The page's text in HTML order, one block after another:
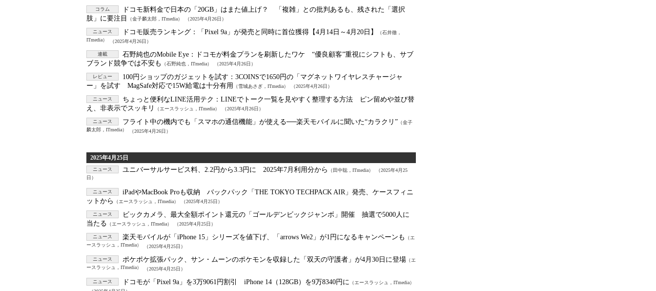
コラム
ドコモ新料金で日本の「20GB」はまた値上げ？ 「複雑」との批判あるも、残された「選択
肢」に要注目
（金子麟太郎，ITmedia） （2025年4月26日）
ニュース ドコモ販売ランキング：「Pixel 9a」が発売と同時に首位獲得【4月14日～4月20日】 （石井徹，
ITmedia） （2025年4月26日）
連載 石野純也のMobile Eye：
ドコモが料金プランを刷新したワケ “優良顧客”重視にシフトも、サブ
ブランド競争では不安も
（石野純也，ITmedia） （2025年4月26日）
レビュー 100円ショップのガジェットを試す： 3COINSで1650円の「マグネットワイヤレスチャージャ
ー」を試す MagSafe対応で15W給電は十分有用
（雪城あさぎ，ITmedia） （2025年4月26日）
ニュース ちょっと便利なLINE活用テク： LINEでトーク一覧を見やすく整理する方法 ピン留めや並び替
え、非表示でスッキリ
（エースラッシュ，ITmedia） （2025年4月26日）
ニュース フライト中の機内でも「スマホの通信機能」が使える──楽天モバイルに聞いた“カラクリ” （金子
麟太郎，ITmedia） （2025年4月26日）
2025年4月25日
ニュース ユニバーサルサービス料、2.2円から3.3円に 2025年7月利用分から （田中聡，ITmedia） （2025年4月25
日）
ニュース
iPadやMacBook Proも収納 バックパック「THE TOKYO TECHPACK AIR」発売、ケースフィニ
ットから
（エースラッシュ，ITmedia） （2025年4月25日）
ニュース
ビックカメラ、最大全額ポイント還元の「ゴールデンビックジャンボ」開催 抽選で5000人に
当たる （エースラッシュ，ITmedia） （2025年4月25日）
ニュース 楽天モバイルが「iPhone 15」シリーズを値下げ、「arrows We2」が1円になるキャンペーンも （エ
ースラッシュ，ITmedia） （2025年4月25日）
ニュース ポケポケ拡張パック、サン・ムーンのポケモンを収録した「双天の守護者」が4月30日に登場 （エ
ースラッシュ，ITmedia） （2025年4月25日）
ニュース ドコモが「Pixel 9a」を3万9061円割引 iPhone 14（128GB）を9万8340円に （エースラッシュ，ITmedia）